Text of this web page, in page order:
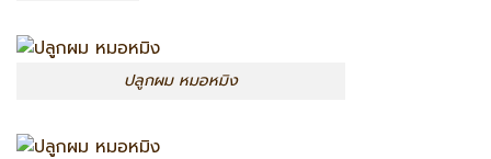
ปลูกผม หมอหมิง